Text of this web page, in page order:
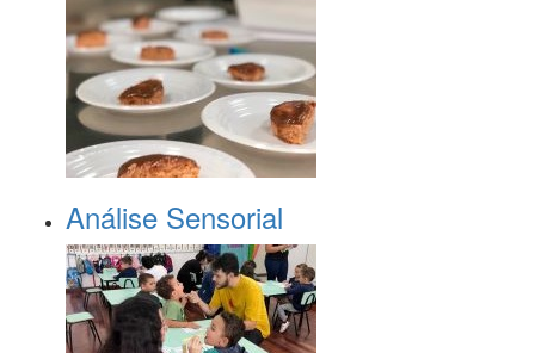
Análise Sensorial